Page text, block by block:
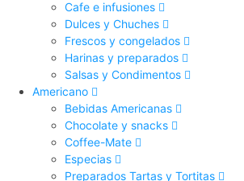
Cafe e infusiones
Dulces y Chuches
Frescos y congelados
Harinas y preparados
Salsas y Condimentos
Americano
Bebidas Americanas
Chocolate y snacks
Coffee-Mate
Especias
Preparados Tartas y Tortitas